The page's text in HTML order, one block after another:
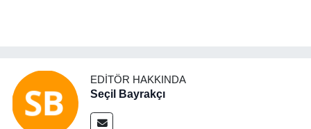
EDITÖR HAKKINDA
Seçil Bayrakçı